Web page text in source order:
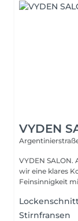
VYDEN
VYDEN
wir eine klares Konzept und
Feinsinnigkeit
Stirnfransen